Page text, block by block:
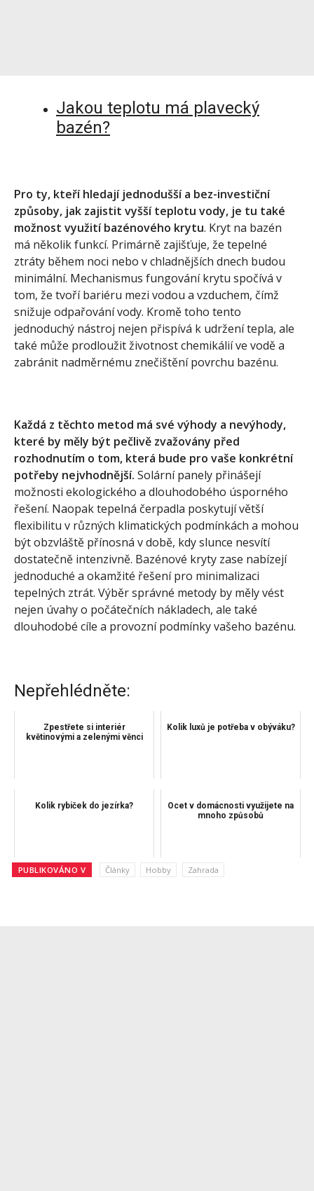
Jakou teplotu má plavecký
bazén?
Pro ty, kteří hledají jednodušší a bez-investiční
způsoby, jak zajistit vyšší teplotu vody, je tu také
možnost využití bazénového krytu. Kryt na bazén
má několik funkcí. Primárně zajišťuje, že tepelné
ztráty během noci nebo v chladnějších dnech budou
minimální. Mechanismus fungování krytu spočívá v
tom, že tvoří bariéru mezi vodou a vzduchem, čímž
snižuje odpařování vody. Kromě toho tento
jednoduchý nástroj nejen přispívá k udržení tepla, ale
také může prodloužit životnost chemikálií ve vodě a
zabránit nadměrnému znečištění povrchu bazénu.
Každá z těchto metod má své výhody a nevýhody,
které by měly být pečlivě zvažovány před
rozhodnutím o tom, která bude pro vaše konkrétní
potřeby nejvhodnější. Solární panely přinášejí
možnosti ekologického a dlouhodobého úsporného
řešení. Naopak tepelná čerpadla poskytují větší
flexibilitu v různých klimatických podmínkách a mohou
být obzvláště přínosná v době, kdy slunce nesvítí
dostatečně intenzivně. Bazénové kryty zase nabízejí
jednoduché a okamžité řešení pro minimalizaci
tepelných ztrát. Výběr správné metody by měly vést
nejen úvahy o počátečních nákladech, ale také
dlouhodobé cíle a provozní podmínky vašeho bazénu.
Nepřehlédněte:
Zpestřete si interiér
květinovými a zelenými věnci
Kolik luxů je potřeba v obýváku?
Kolik rybiček do jezírka?
Ocet v domácnosti využijete na
mnoho způsobů
PUBLIKOVÁNO V Články Hobby Zahrada